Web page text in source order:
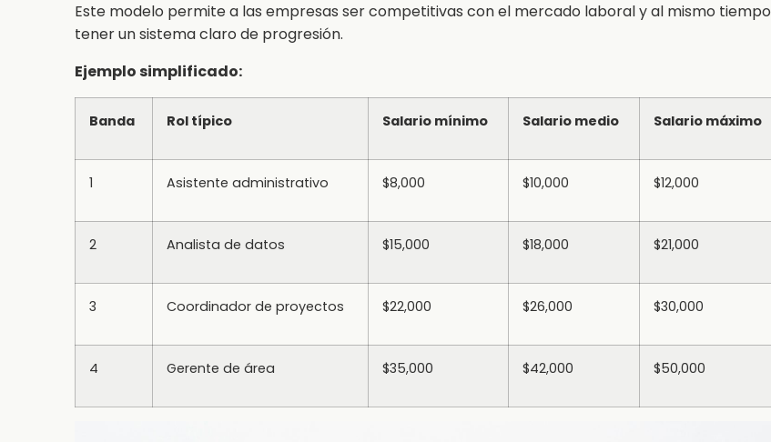
Este modelo permite a las empresas ser competitivas con el mercado laboral y al mismo tiempo
tener un sistema claro de progresión.
Ejemplo simplificado:
Banda Rol típico Salario mínimo Salario medio Salario máximo
1 Asistente administrativo $8,000 $10,000 $12,000
2 Analista de datos $15,000 $18,000 $21,000
3 Coordinador de proyectos $22,000 $26,000 $30,000
4 Gerente de área $35,000 $42,000 $50,000